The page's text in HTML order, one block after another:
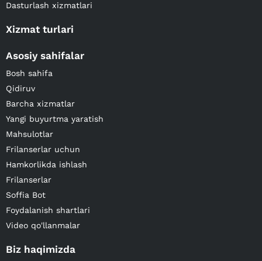
Dasturlash xizmatlari
Xizmat turlari
Asosiy sahifalar
Bosh sahifa
Qidiruv
Barcha xizmatlar
Yangi buyurtma yaratish
Mahsulotlar
Frilanserlar uchun
Hamkorlikda ishlash
Frilanserlar
Soffia Bot
Foydalanish shartlari
Video qo'llanmalar
Biz haqimizda